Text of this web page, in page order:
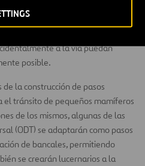
fauna:
a la vía puedan
posible.
de la construcción de pasos
el tránsito de pequeños mamíferos
de los mismos, algunas de las
(ODT) se adaptarán como pasos
de bancales, permitiendo
se crearán lucernarios a la